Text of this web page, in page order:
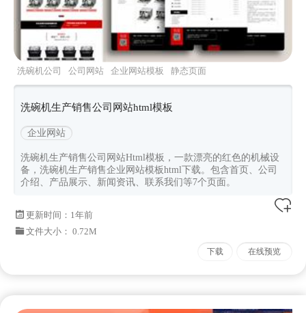
洗碗机公司 公司网站 企业网站模板
静态页面
红色网页
洗碗机生产销售公司网站html模板
企业网站
洗碗机生产销售公司网站Html模板，一款漂亮的红色的机械设
备，洗碗机生产销售企业网站模板html下载。包含首页、公司
介绍、产品展示、新闻资讯、联系我们等7个页面。
更新时间： 1年前
文件大小： 0.72M
下载 在线预览